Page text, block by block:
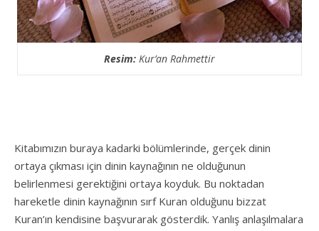
Resim: Kur’an Rahmettir
Kitabımızın buraya kadarki bölümlerinde, gerçek dinin
ortaya çıkması için dinin kaynağının ne olduğunun
belirlenmesi gerektiğini ortaya koyduk. Bu noktadan
hareketle dinin kaynağının sırf Kuran olduğunu bizzat
Kuran’ın kendisine başvurarak gösterdik. Yanlış anlaşılmalara